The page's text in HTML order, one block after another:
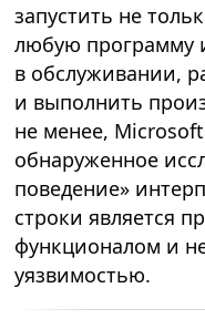
запустить не
любую программу
в обслуживании,
и выполнить
не менее,
обнаруженное
поведение»
строки является
функционалом и
уязвимостью.